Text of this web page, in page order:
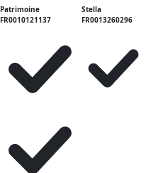
Patrimoine
FR0010121137
Stella
FR0013260296